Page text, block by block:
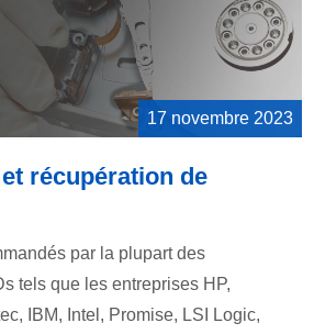
17 novembre 2023
récupération de
par la plupart des
tels que les entreprises HP,
IBM, Intel, Promise, LSI Logic,